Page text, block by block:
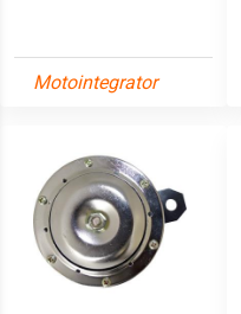
Motointegrator